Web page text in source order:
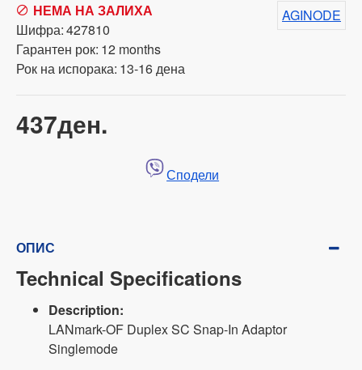
437ден.
НЕМА НА ЗАЛИХА
Шифра:427810
Гарантен рок: 12 months
Рок на испорака: 13-16 дена
AGINODE
Сподели
ОПИС
Technical Specifications
Description:
LANmark-OF Duplex SC Snap-In Adaptor
Singlemode